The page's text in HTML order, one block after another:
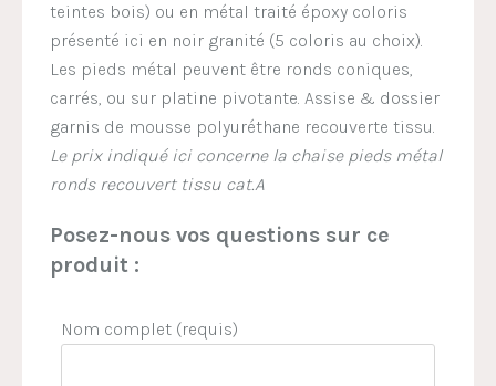
teintes bois) ou en métal traité époxy coloris
présenté ici en noir granité (5 coloris au choix).
Les pieds métal peuvent être ronds coniques,
carrés, ou sur platine pivotante. Assise & dossier
garnis de mousse polyuréthane recouverte tissu.
Le prix indiqué ici concerne la chaise pieds métal
ronds recouvert tissu cat.A
Posez-nous vos questions sur ce
produit :
Nom complet (requis)